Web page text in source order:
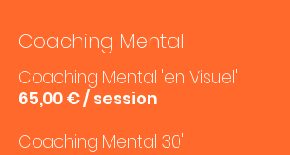
Coaching Mental
Coaching Mental 'en Visuel'
65,00 € / session
Coaching Mental 30'